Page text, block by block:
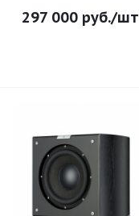
297 000руб./шт